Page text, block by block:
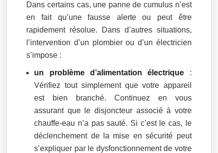
Dans certains cas, une panne de cumulus n’est
en fait qu’une fausse alerte ou peut être
rapidement résolue. Dans d’autres situations,
l’intervention d’un plombier ou d’un électricien
s’impose :
un problème d’alimentation électrique :
Vérifiez tout simplement que votre appareil
est bien branché. Continuez en vous
assurant que le disjoncteur associé à votre
chauffe-eau n’a pas sauté. Si c’est le cas, le
déclenchement de la mise en sécurité peut
s’expliquer par le dysfonctionnement de votre